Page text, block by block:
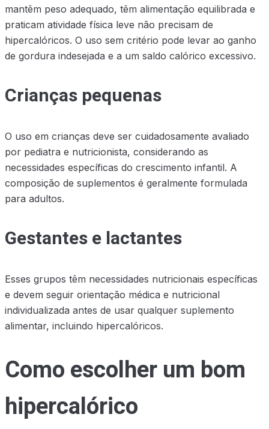
mantêm peso adequado, têm alimentação equilibrada e
praticam atividade física leve não precisam de
hipercalóricos. O uso sem critério pode levar ao ganho
de gordura indesejada e a um saldo calórico excessivo.
Crianças pequenas
O uso em crianças deve ser cuidadosamente avaliado
por pediatra e nutricionista, considerando as
necessidades específicas do crescimento infantil. A
composição de suplementos é geralmente formulada
para adultos.
Gestantes e lactantes
Esses grupos têm necessidades nutricionais específicas
e devem seguir orientação médica e nutricional
individualizada antes de usar qualquer suplemento
alimentar, incluindo hipercalóricos.
Como escolher um bom
hipercalórico